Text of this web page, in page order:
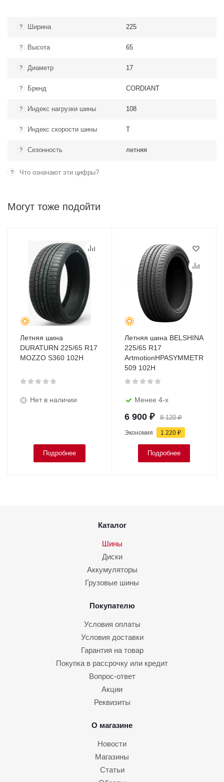
? Ширина 225
? Высота 65
? Диаметр 17
? Бренд CORDIANT
? Индекс нагрузки шины 108
? Индекс скорости шины T
? Сезонность летняя
? Что означают эти цифры?
Могут тоже подойти
Летняя шина
DURATURN 225/65 R17
MOZZO S360 102H
Нет в наличии
Подробнее
Летняя шина BELSHINA
225/65 R17
509 102H
Менее 4-х
6 900 ₽ 8 120₽
Экономия 1 220 ₽
Подробнее
Каталог
Шины
Диски
Аккумуляторы
Грузовые шины
Покупателю
Условия оплаты
Условия доставки
Гарантия на товар
Покупка в рассрочку или кредит
Вопрос-ответ
Акции
Реквизиты
О магазине
Новости
Магазины
Статьи